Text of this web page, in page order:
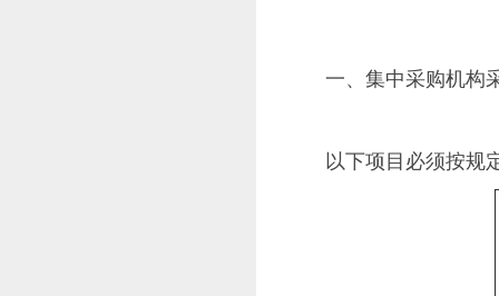
一、集中采购机构
以下项目必须按规